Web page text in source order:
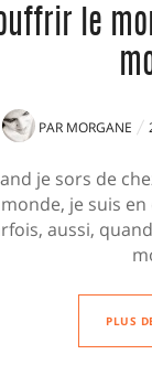
le
PAR MORGANE
je sors de
monde, je suis en
aussi,
PLUS